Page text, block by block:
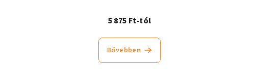
5 875 Ft-tól
Bővebben